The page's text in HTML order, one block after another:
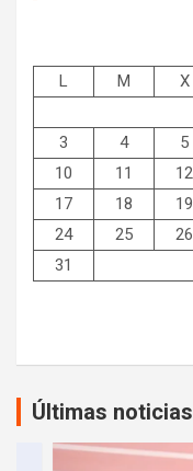
L M X
3
4 5
10
11 12
17
18 19
24
25 26
31
Últimas noticias